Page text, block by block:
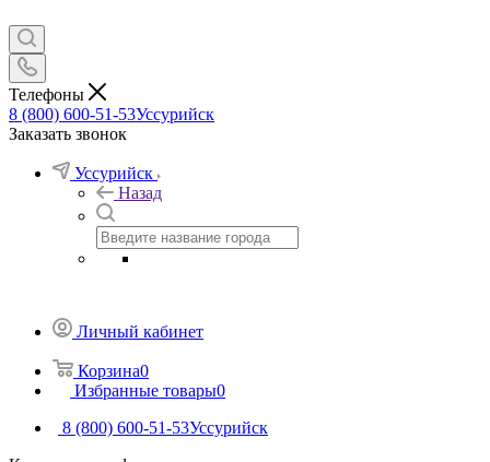
Телефоны
8 (800) 600-51-53Уссурийск
Заказать звонок
Уссурийск
Назад
Личный кабинет
Корзина0
Избранные товары0
8 (800) 600-51-53Уссурийск